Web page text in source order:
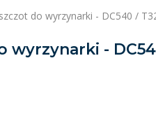
do wyrzynarki - DC540 /
wyrzynarki -